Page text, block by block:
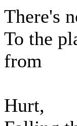
There's
To the
from
Hurt,